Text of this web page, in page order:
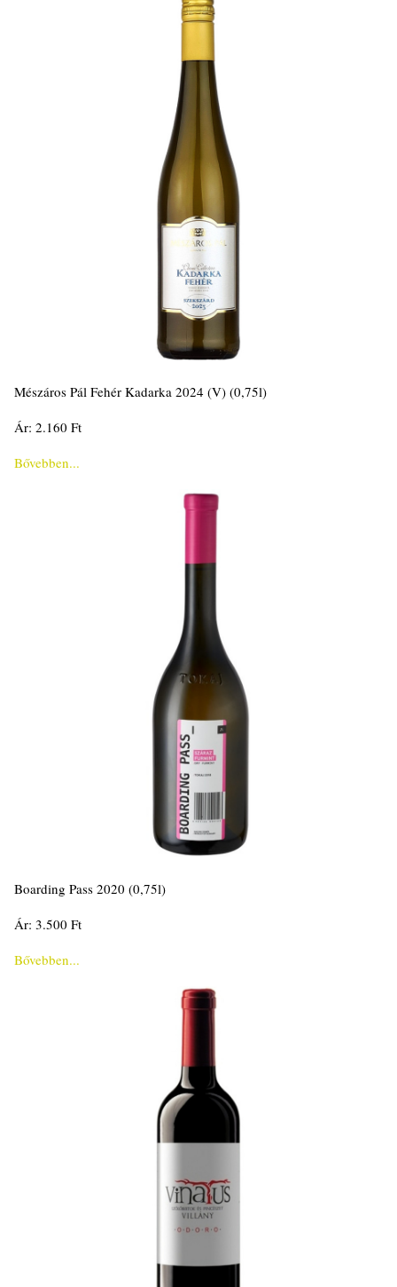
Mészáros Pál Fehér Kadarka 2024 (V) (0,75l)
Ár: 2.160 Ft
Bővebben...
Boarding Pass 2020 (0,75l)
Ár: 3.500 Ft
Bővebben...